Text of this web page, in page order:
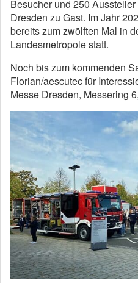
Besucher und 250
Dresden zu Gast. Im Jahr
bereits zum zwölften Mal in
Landesmetropole statt.
Noch bis zum kommenden
Florian/aescutec für
Messe Dresden, Messering